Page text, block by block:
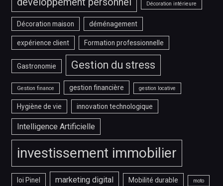
Décoration intérieure
Décoration maison déménagement
expérience client Formation professionnelle
Gastronomie Gestion du stress
Gestion finance gestion financière gestion locative
Hygiène de vie innovation technologique
Intelligence Artificielle
investissement immobilier
loi Pinel marketing digital Mobilité durable moto